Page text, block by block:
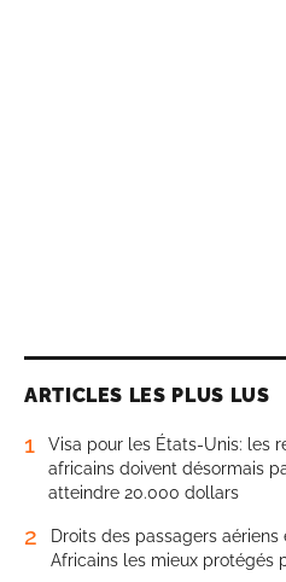
ARTICLES LES PLUS LUS
1
Visa pour les États-Unis: les
africains doivent désormais
atteindre 20.000 dollars
2
Droits des passagers
Africains les mieux protégés